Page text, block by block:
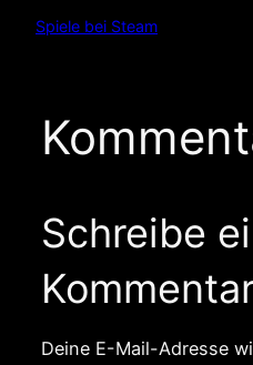
Spiele bei Steam
Schreibe
Deine E-Mail-Adresse